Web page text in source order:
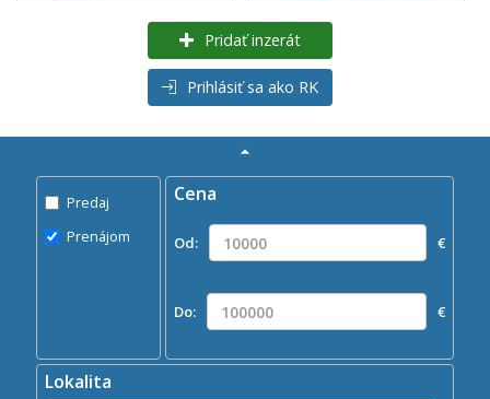
Pridať inzerát
Prihlásiť sa ako RK
×
Hľadaj
Predaj
Prenájom
Cena
Od: €
Do: €
Lokalita